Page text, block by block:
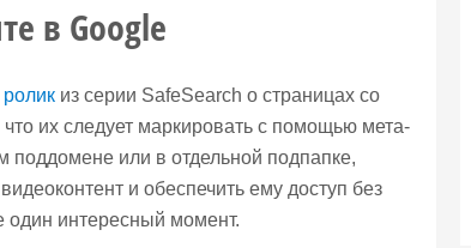
в Google
ролик из серии SafeSearch о страницах со
их следует маркировать с помощью мета-
поддомене или в отдельной подпапке,
и обеспечить ему доступ без
один интересный момент.